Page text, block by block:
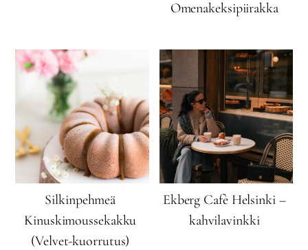
Omenakeksipiirakka
Silkinpehmeä
Kinuskimoussekakku
(Velvet-kuorrutus)
Ekberg Cafè Helsinki –
kahvilavinkki